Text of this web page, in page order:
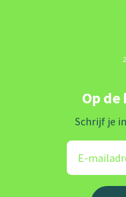
Op
Schrijf je